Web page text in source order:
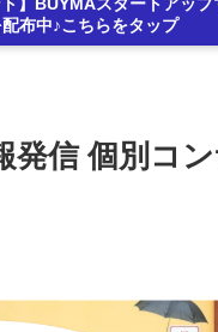
】BUYMAスタートアップ
配布中♪こちらをタップ
発信 個別コ